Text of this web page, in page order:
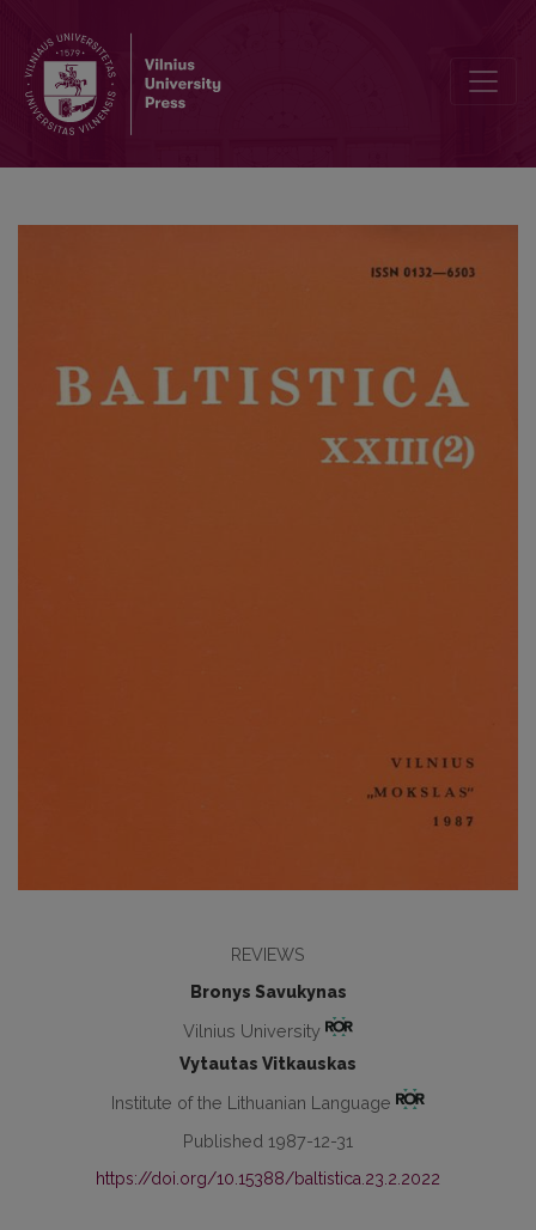
REVIEWS
Bronys Savukynas
Vilnius University
Vytautas Vitkauskas
Institute of the Lithuanian Language
Published 1987-12-31
https://doi.org/10.15388/baltistica.23.2.2022